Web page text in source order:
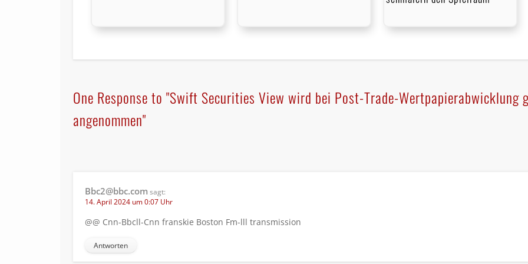
One Response to "Swift Securities View wird bei Post-Trade-Wertpapierabwicklung
angenommen"
Bbc2@bbc.com sagt:
14. April 2024 um 0:07 Uhr
@@ Cnn-Bbcll-Cnn franskie Boston Fm-lll transmission
Antworten